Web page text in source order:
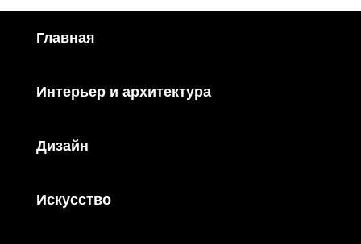
Главная
Интерьер и архитектура
Дизайн
Искусство